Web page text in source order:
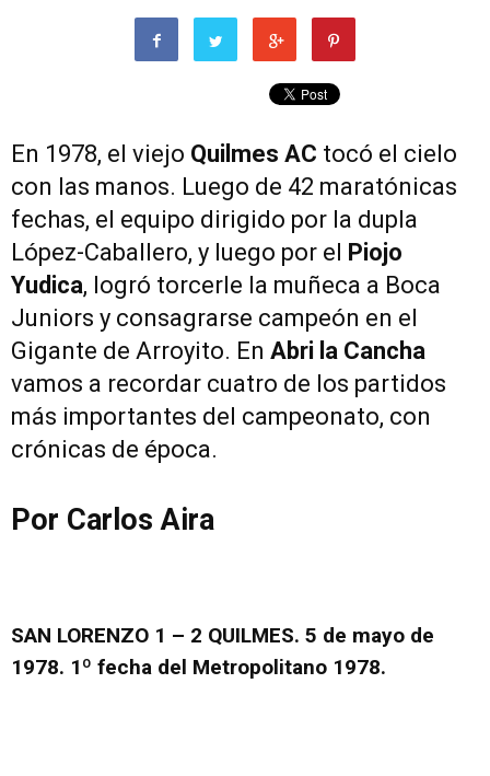
En 1978, el viejo Quilmes AC tocó el cielo
con las manos. Luego de 42 maratónicas
fechas, el equipo dirigido por la dupla
López-Caballero, y luego por el Piojo
Yudica, logró torcerle la muñeca a Boca
Juniors y consagrarse campeón en el
Gigante de Arroyito. En Abri la Cancha
vamos a recordar cuatro de los partidos
más importantes del campeonato, con
crónicas de época.
Por Carlos Aira
SAN LORENZO 1 – 2 QUILMES. 5 de mayo de
1978. 1º fecha del Metropolitano 1978.